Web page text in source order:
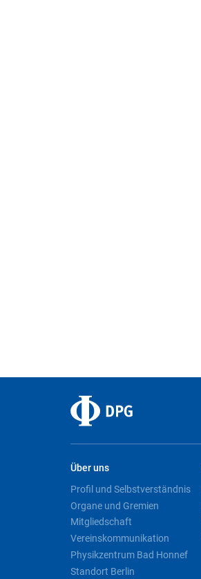
Über uns
Profil und Selbstverständnis
Organe und Gremien
Mitgliedschaft
Vereinskommunikation
Physikzentrum Bad Honnef
Standort Berlin